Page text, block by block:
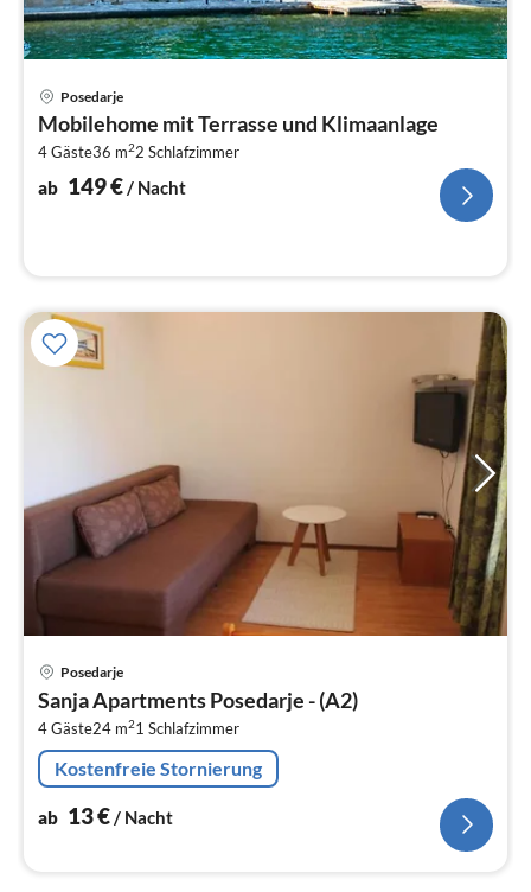
Posedarje
Mobilehome mit Terrasse und Klimaanlage
4 Gäste36 m22 Schlafzimmer
ab 149€/ Nacht
Posedarje
Sanja Apartments Posedarje - (A2)
4 Gäste24 m21 Schlafzimmer
Kostenfreie Stornierung
ab 13€ / Nacht